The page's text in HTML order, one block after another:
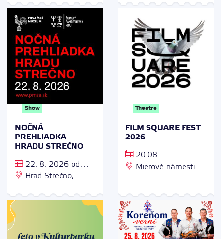
941 10 Tvrdošovce
Show
NOČNÁ
PREHLIADKA
HRADU STREČNO
22. 8. 2026 od
20.00 do 23.30
Hrad Strečno,
Strečno
Theatre
FILM SQUARE FEST
2026
20.08. -
23.08.2026
Mierové námestie
Sheep